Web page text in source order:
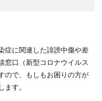
症に関連した誹謗中傷や差
窓口（新型コロナウイルス
ので、もしもお困りの方が
す。